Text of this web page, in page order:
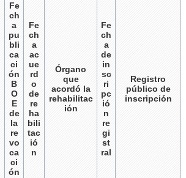
Fe
ch
a
pu
bli
ca
ci
ón
B
O
E
de
la
re
vo
ca
ci
ón
Fe
ch
a
ac
ue
rd
o
de
re
ha
bili
tac
ió
n
Órgano
que
acordó la
rehabilitac
ión
Fe
ch
a
de
in
sc
ri
pc
ió
n
re
gi
st
ral
Registro
público de
inscripción